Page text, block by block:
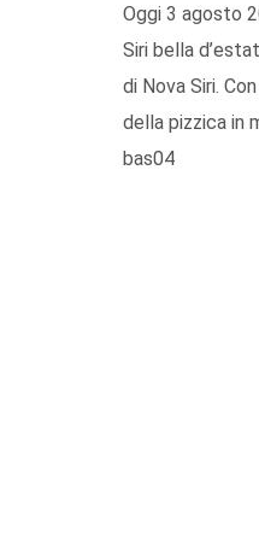
Oggi 3 agosto
Siri bella
di Nova Siri.
della pizzica in
bas04